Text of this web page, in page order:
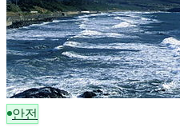
안전